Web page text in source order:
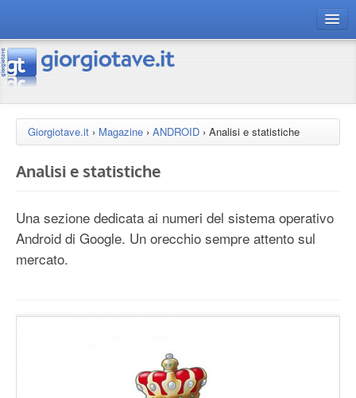
connect gt
risorse
Giorgiotave.it › Magazine › ANDROID › Analisi e statistiche
Analisi e statistiche
Una sezione dedicata ai numeri del sistema operativo
Android di Google. Un orecchio sempre attento sul
mercato.